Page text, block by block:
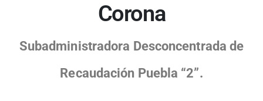
Corona
Subadministradora Desconcentrada de
Recaudación Puebla “2”.